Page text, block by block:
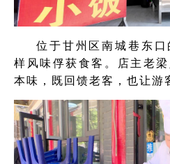
位于甘州区南城巷东
样风味俘获食客。店主老
本味，既回馈老客，也让游